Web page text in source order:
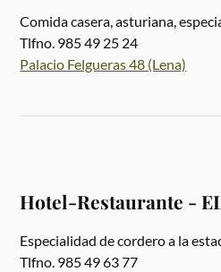
Comida casera, asturiana,
Tlfno. 985 49 25 24
Palacio Felgueras 48 (Lena)
Hotel-Restaurante -
Especialidad de cordero a la
Tlfno. 985 49 63 77